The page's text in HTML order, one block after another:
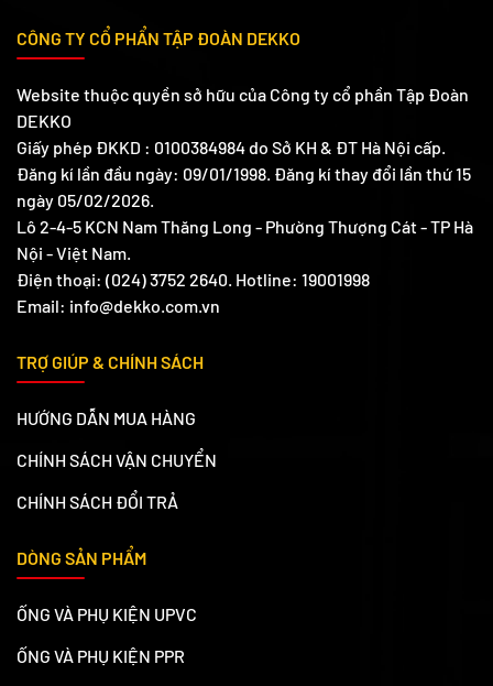
CÔNG TY CỔ PHẨN TẬP ĐOÀN DEKKO
Website thuộc quyền sở hữu của Công ty cổ phần Tập Đoàn
DEKKO
Giấy phép ĐKKD : 0100384984 do Sở KH & ĐT Hà Nội cấp.
Đăng kí lần đầu ngày: 09/01/1998. Đăng kí thay đổi lần thứ 15
ngày 05/02/2026.
Lô 2-4-5 KCN Nam Thăng Long - Phường Thượng Cát - TP Hà
Nội - Việt Nam.
Điện thoại: (024) 3752 2640. Hotline: 19001998
Email: info@dekko.com.vn
TRỢ GIÚP & CHÍNH SÁCH
HƯỚNG DẪN MUA HÀNG
CHÍNH SÁCH VẬN CHUYỂN
CHÍNH SÁCH ĐỔI TRẢ
DÒNG SẢN PHẨM
ỐNG VÀ PHỤ KIỆN UPVC
ỐNG VÀ PHỤ KIỆN PPR